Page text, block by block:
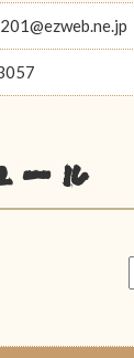
ール